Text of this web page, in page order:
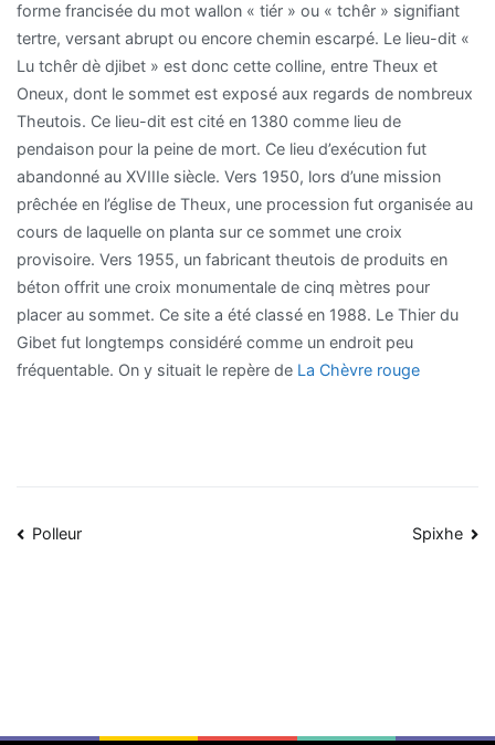
forme francisée du mot wallon « tiér » ou « tchêr » signifiant
tertre, versant abrupt ou encore chemin escarpé. Le lieu-dit «
Lu tchêr dè djibet » est donc cette colline, entre Theux et
Oneux, dont le sommet est exposé aux regards de nombreux
Theutois. Ce lieu-dit est cité en 1380 comme lieu de
pendaison pour la peine de mort. Ce lieu d’exécution fut
abandonné au XVIIIe siècle. Vers 1950, lors d’une mission
prêchée en l’église de Theux, une procession fut organisée au
cours de laquelle on planta sur ce sommet une croix
provisoire. Vers 1955, un fabricant theutois de produits en
béton offrit une croix monumentale de cinq mètres pour
placer au sommet. Ce site a été classé en 1988. Le Thier du
Gibet fut longtemps considéré comme un endroit peu
fréquentable. On y situait le repère de La Chèvre rouge
Navigation
Polleur Spixhe